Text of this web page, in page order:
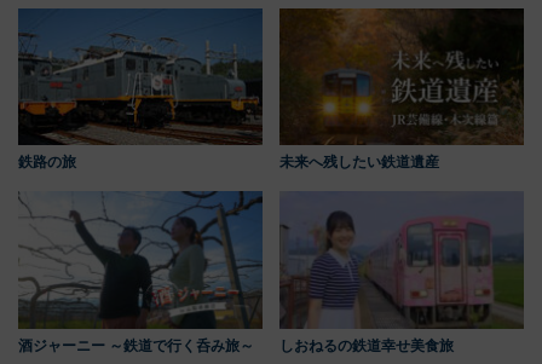
鉄路の旅 未来へ残したい鉄道遺産
酒ジャーニー ～鉄道で行く呑み旅～ しおねるの鉄道幸せ美食旅